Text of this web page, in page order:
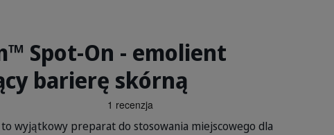
Spot-On - emolient
barierę skórną
wyjątkowy preparat do stosowania miejscowego dla